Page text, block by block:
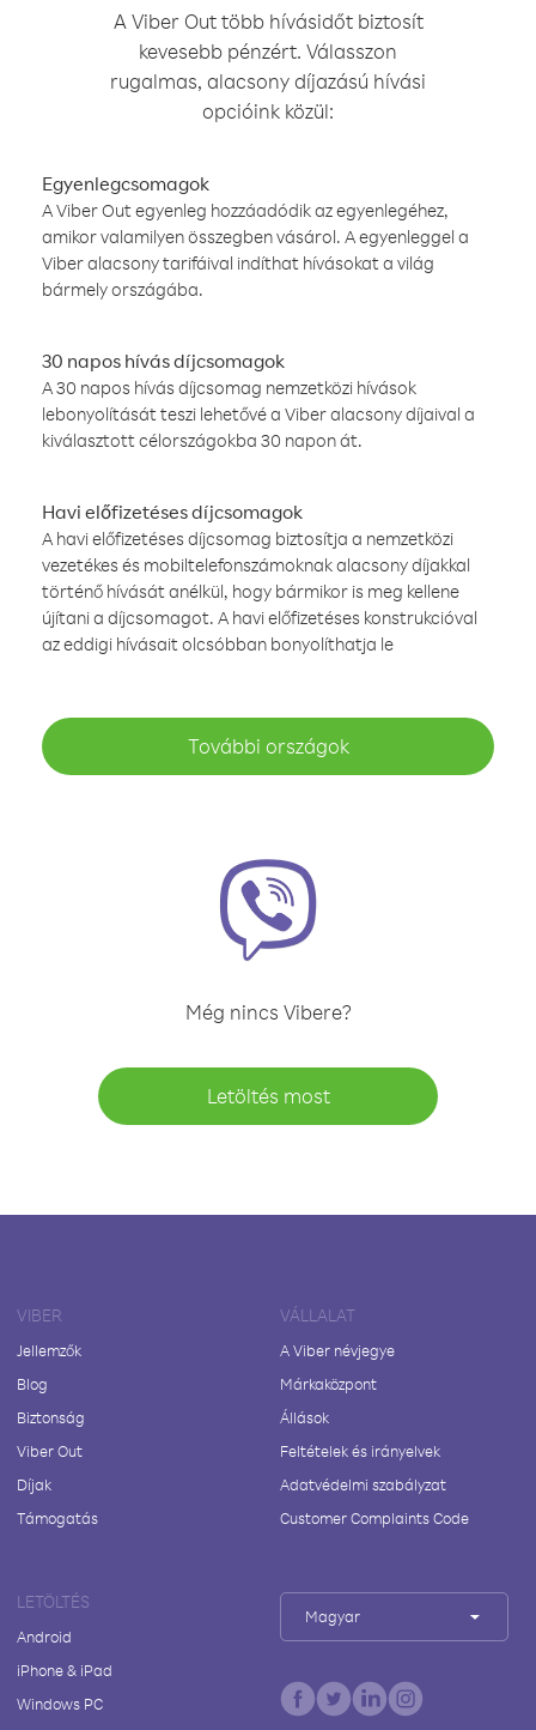
A Viber Out több hívásidőt biztosít
kevesebb pénzért. Válasszon
rugalmas, alacsony díjazású hívási
opcióink közül:
Egyenlegcsomagok
A Viber Out egyenleg hozzáadódik az egyenlegéhez,
amikor valamilyen összegben vásárol. A egyenleggel a
Viber alacsony tarifáival indíthat hívásokat a világ
bármely országába.
30 napos hívás díjcsomagok
A 30 napos hívás díjcsomag nemzetközi hívások
lebonyolítását teszi lehetővé a Viber alacsony díjaival a
kiválasztott célországokba 30 napon át.
Havi előfizetéses díjcsomagok
A havi előfizetéses díjcsomag biztosítja a nemzetközi
vezetékes és mobiltelefonszámoknak alacsony díjakkal
történő hívását anélkül, hogy bármikor is meg kellene
újítani a díjcsomagot. A havi előfizetéses konstrukcióval
az eddigi hívásait olcsóbban bonyolíthatja le
További országok
Még nincs Vibere?
Letöltés most
VIBER
Jellemzők
Blog
Biztonság
Viber Out
Díjak
Támogatás
VÁLLALAT
A Viber névjegye
Márkaközpont
Állások
Feltételek és irányelvek
Adatvédelmi szabályzat
Customer Complaints Code
LETÖLTÉS
Android
iPhone & iPad
Windows PC
Magyar